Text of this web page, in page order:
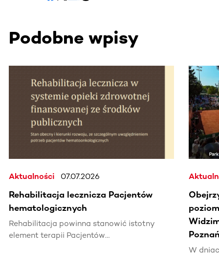
Podobne wpisy
Ta sekcja zawiera treści przewijane w poziomie. Użyj
Aktualności 07.07.2026
Rehabilitacja lecznicza Pacjentów
hematologicznych
Rehabilitacja powinna stanowić istotny
element terapii Pacjentów
W